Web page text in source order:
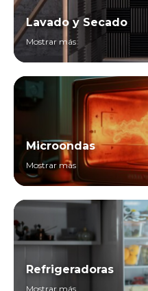
Lavado y Secado
Mostrar más
Microondas
Mostrar más
Refrigeradoras
Mostrar más